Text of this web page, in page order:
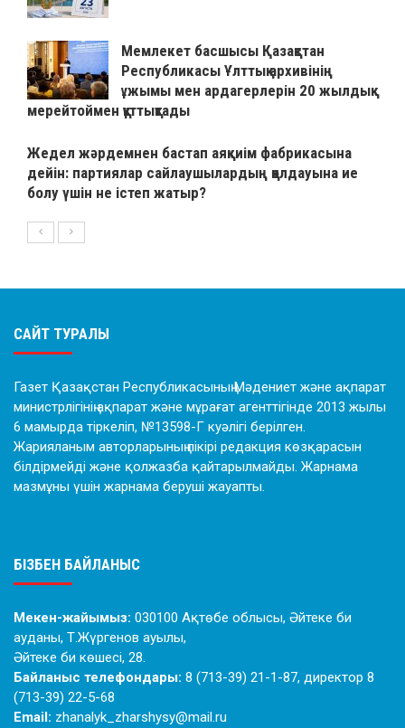
Мемлекет басшысы Қазақстан
Республикасы Ұлттық архивінің
ұжымы мен ардагерлерін 20 жылдық
мерейтоймен құттықтады
Жедел жәрдемнен бастап аяқкиім фабрикасына
дейін: партиялар сайлаушылардың қолдауына ие
болу үшін не істеп жатыр?
САЙТ ТУРАЛЫ
Газет Қазақстан Республикасының Мәдениет және ақпарат
министрлігінің ақпарат және мұрағат агенттігінде 2013 жылы
6 мамырда тіркеліп, №13598-Г куәлігі берілген.
Жарияланым авторларының пікірі редакция көзқарасын
білдірмейді және қолжазба қайтарылмайды. Жарнама
мазмұны үшін жарнама беруші жауапты.
БІЗБЕН БАЙЛАНЫС
Мекен-жайымыз: 030100 Ақтөбе облысы, Әйтеке би
ауданы, Т.Жүргенов ауылы,
Әйтеке би көшесі, 28.
Байланыс телефондары: 8 (713-39) 21-1-87, директор 8
(713-39) 22-5-68
Email: zhanalyk_zharshysy@mail.ru